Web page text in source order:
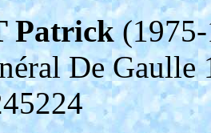
Patrick
De